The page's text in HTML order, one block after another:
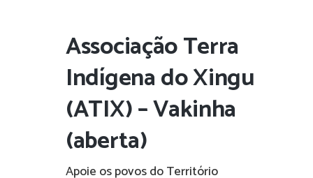
Associação Terra
Indígena do Xingu
(ATIX) – Vakinha
(aberta)
Apoie os povos do Território